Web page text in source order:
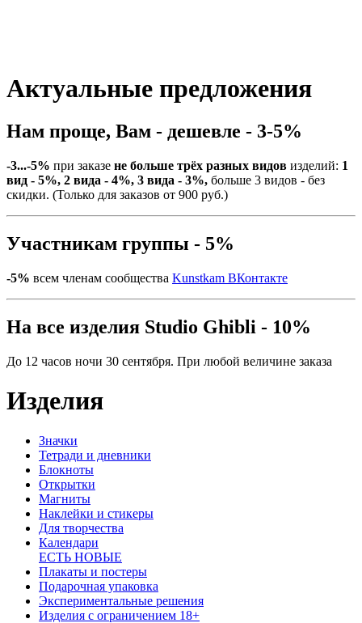
Актуальные предложения
Нам проще, Вам - дешевле - 3-5%
-3...-5% при заказе не больше трёх разных видов изделий: 1
вид - 5%, 2 вида - 4%, 3 вида - 3%, больше 3 видов - без
скидки. (Только для заказов от 900 руб.)
Участникам группы - 5%
-5% всем членам сообщества Kunstkam ВКонтакте
На все изделия Studio Ghibli - 10%
До 12 часов ночи 30 сентября. При любой величине заказа
Изделия
Значки
Тетради и дневники
Блокноты
Открытки
Магниты
Наклейки и стикеры
Для творчества
Календари
ЕСТЬ НОВЫЕ
Плакаты и постеры
Подарочная упаковка
Экспериментальные решения
Изделия с ограничением 18+